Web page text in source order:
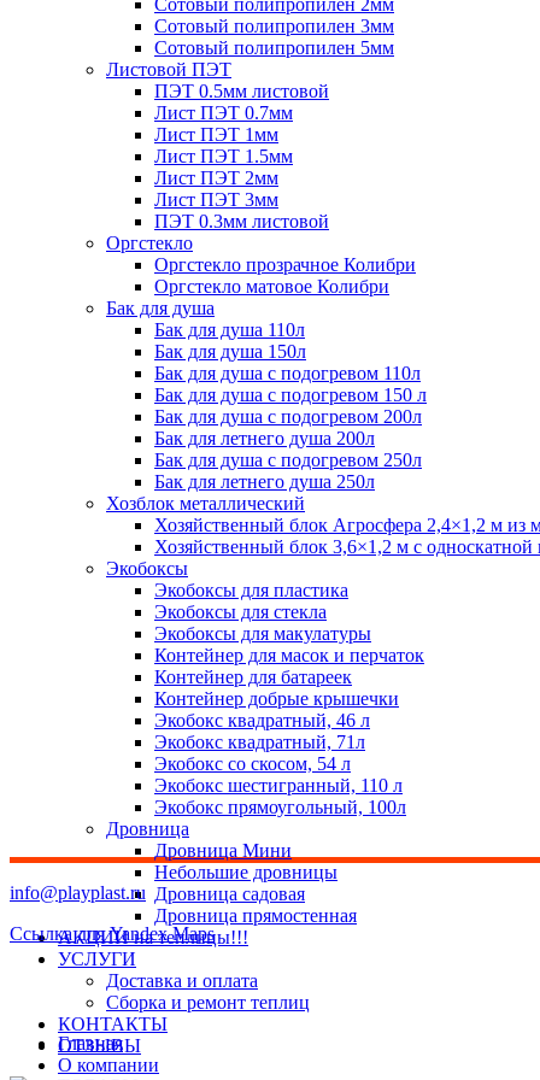
Сотовый полипропилен 2мм
Сотовый полипропилен 3мм
Сотовый полипропилен 5мм
Листовой ПЭТ
ПЭТ 0.5мм листовой
Лист ПЭТ 0.7мм
Лист ПЭТ 1мм
Лист ПЭТ 1.5мм
Лист ПЭТ 2мм
Лист ПЭТ 3мм
ПЭТ 0.3мм листовой
Оргстекло
Оргстекло прозрачное Колибри
Оргстекло матовое Колибри
Бак для душа
Бак для душа 110л
Бак для душа 150л
Бак для душа с подогревом 110л
Бак для душа с подогревом 150 л
Бак для душа с подогревом 200л
Бак для летнего душа 200л
Бак для душа с подогревом 250л
Бак для летнего душа 250л
Хозблок металлический
Хозяйственный блок Агросфера 2,4×1,2 м из
Хозяйственный блок 3,6×1,2 м с
Экобоксы
Экобоксы для пластика
Экобоксы для стекла
Экобоксы для макулатуры
Контейнер для масок и перчаток
Контейнер для батареек
Контейнер добрые крышечки
Экобокс квадратный, 46 л
Экобокс квадратный, 71л
Экобокс со скосом, 54 л
Экобокс шестигранный, 110 л
Экобокс прямоугольный, 100л
Дровница
Дровница Мини
Небольшие дровницы
Дровница садовая
Дровница прямостенная
АКЦИИ на теплицы!!!
УСЛУГИ
Доставка и оплата
Сборка и ремонт теплиц
КОНТАКТЫ
ОТЗЫВЫ
info@playplast.ru
Ссылка для Yandex Maps
Главная
О компании